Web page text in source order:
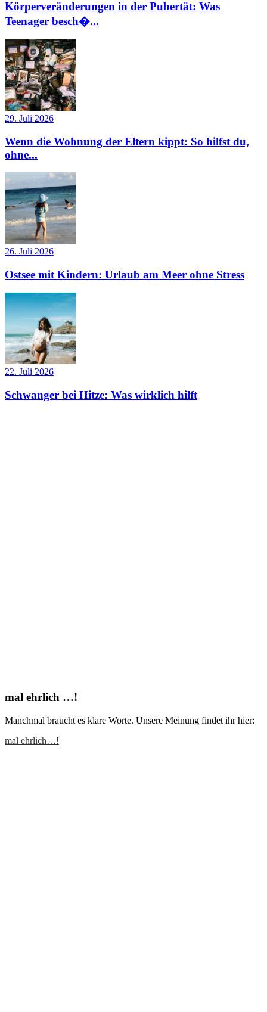
Körperveränderungen in der Pubertät: Was
Teenager besch�...
29. Juli 2026
Wenn die Wohnung der Eltern kippt: So hilfst du,
ohne...
26. Juli 2026
Ostsee mit Kindern: Urlaub am Meer ohne Stress
22. Juli 2026
Schwanger bei Hitze: Was wirklich hilft
mal ehrlich …!
Manchmal braucht es klare Worte. Unsere Meinung findet ihr hier:
mal ehrlich…!